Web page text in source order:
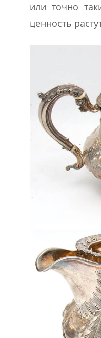
или точно
ценность